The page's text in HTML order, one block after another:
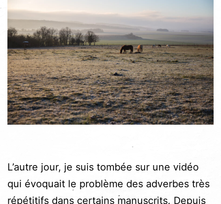
L’autre jour, je suis tombée sur une vidéo
qui évoquait le problème des adverbes très
répétitifs dans certains manuscrits. Depuis